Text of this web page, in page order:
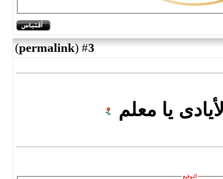
#
3
(
permalink
)
معلم